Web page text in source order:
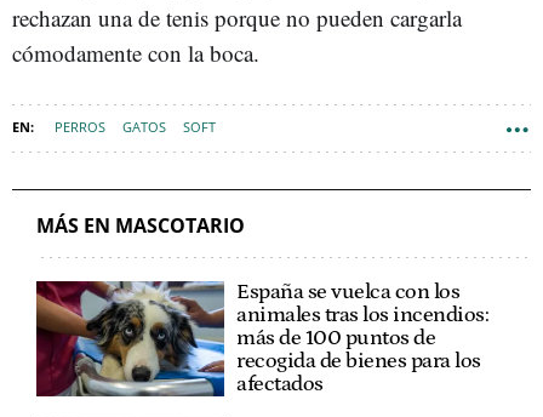
rechazan una de tenis porque no pueden cargarla
cómodamente con la boca.
PERROS GATOS SOFT
MÁS EN MASCOTARIO
España se vuelca con los
animales tras los incendios:
más de 100 puntos de
recogida de bienes para los
afectados